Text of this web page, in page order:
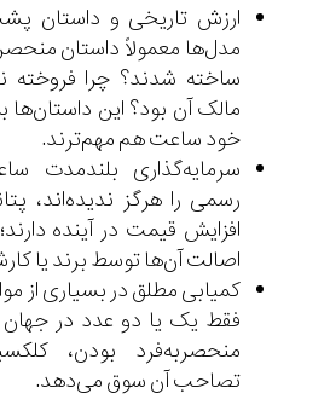
ارزش تاریخی و داستان
مدل‌ها معمولاً داستان
ساخته شدند؟ چرا
مالک آن بود؟ این داستان‌ها
خود ساعت هم مهم‌ترند.
سرمایه‌گذاری بلندمدت
رسمی را هرگز ندیده‌اند،
افزایش قیمت در آینده
اصالت آن‌ها توسط برند یا
کمیابی مطلق در بسیاری از
فقط یک یا دو عدد در
منحصر‌به‌فرد بودن،
تصاحب آن سوق می‌دهد.